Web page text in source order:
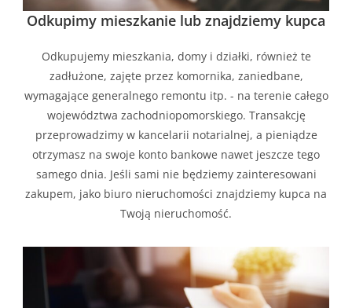
Odkupimy mieszkanie lub znajdziemy kupca
Odkupujemy mieszkania, domy i działki, również te
zadłużone, zajęte przez komornika, zaniedbane,
wymagające generalnego remontu itp. - na terenie całego
województwa zachodniopomorskiego. Transakcję
przeprowadzimy w kancelarii notarialnej, a pieniądze
otrzymasz na swoje konto bankowe nawet jeszcze tego
samego dnia. Jeśli sami nie będziemy zainteresowani
zakupem, jako biuro nieruchomości znajdziemy kupca na
Twoją nieruchomość.